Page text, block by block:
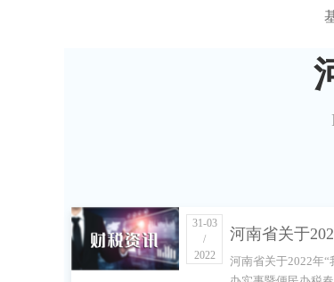
31-03
/
2022
河南省关于
人缴费人办实
河南省关于2022年“